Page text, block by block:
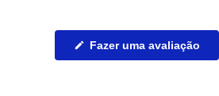
Fazer uma avaliação